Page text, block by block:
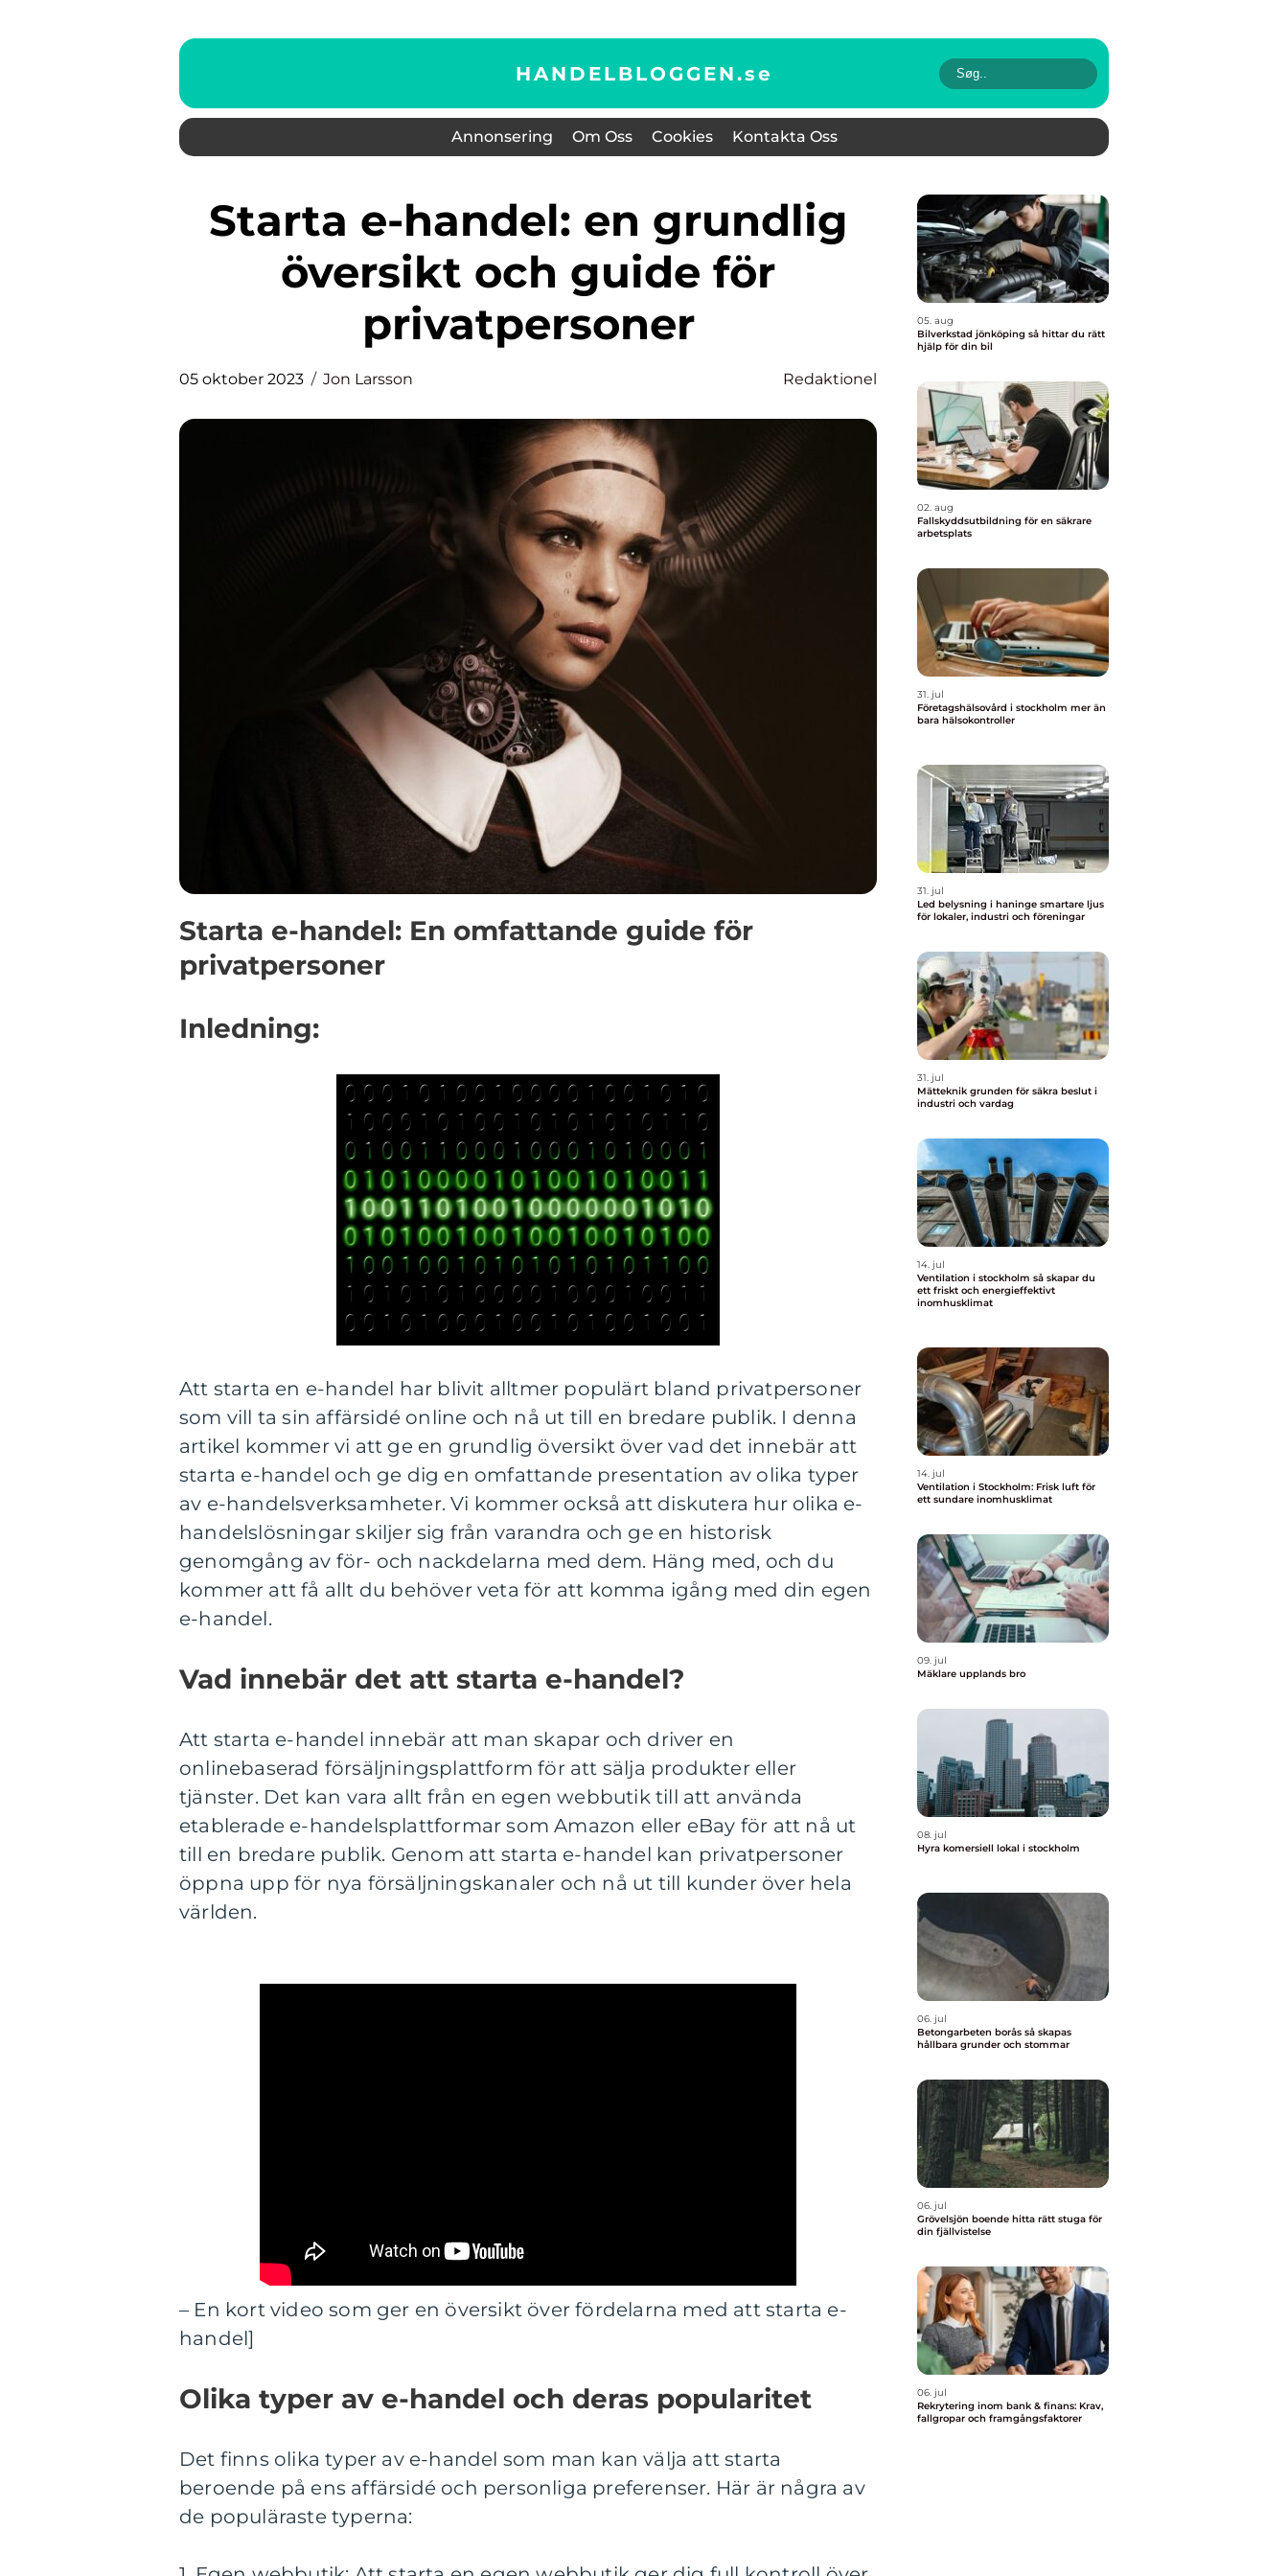
HANDELBLOGGEN.se
Annonsering Om Oss Cookies Kontakta Oss
Starta e-handel: en grundlig
översikt och guide för
privatpersoner
05 oktober 2023 Jon Larsson Redaktionel
Starta e-handel: En omfattande guide för
privatpersoner
Inledning:
Att starta en e-handel har blivit alltmer populärt bland privatpersoner
som vill ta sin affärsidé online och nå ut till en bredare publik. I denna
artikel kommer vi att ge en grundlig översikt över vad det innebär att
starta e-handel och ge dig en omfattande presentation av olika typer
av e-handelsverksamheter. Vi kommer också att diskutera hur olika e-
handelslösningar skiljer sig från varandra och ge en historisk
genomgång av för- och nackdelarna med dem. Häng med, och du
kommer att få allt du behöver veta för att komma igång med din egen
e-handel.
Vad innebär det att starta e-handel?
Att starta e-handel innebär att man skapar och driver en
onlinebaserad försäljningsplattform för att sälja produkter eller
tjänster. Det kan vara allt från en egen webbutik till att använda
etablerade e-handelsplattformar som Amazon eller eBay för att nå ut
till en bredare publik. Genom att starta e-handel kan privatpersoner
öppna upp för nya försäljningskanaler och nå ut till kunder över hela
världen.
– En kort video som ger en översikt över fördelarna med att starta e-
handel]
Olika typer av e-handel och deras popularitet
Det finns olika typer av e-handel som man kan välja att starta
beroende på ens affärsidé och personliga preferenser. Här är några av
de populäraste typerna:
05. aug
Bilverkstad jönköping så hittar du rätt
hjälp för din bil
02. aug
Fallskyddsutbildning för en säkrare
arbetsplats
31. jul
Företagshälsovård i stockholm mer än
bara hälsokontroller
31. jul
Led belysning i haninge smartare ljus
för lokaler, industri och föreningar
31. jul
Mätteknik grunden för säkra beslut i
industri och vardag
14. jul
Ventilation i stockholm så skapar du
ett friskt och energieffektivt
inomhusklimat
14. jul
Ventilation i Stockholm: Frisk luft för
ett sundare inomhusklimat
09. jul
Mäklare upplands bro
08. jul
Hyra komersiell lokal i stockholm
06. jul
Betongarbeten borås så skapas
hållbara grunder och stommar
06. jul
Grövelsjön boende hitta rätt stuga för
din fjällvistelse
06. jul
Rekrytering inom bank & finans: Krav,
fallgropar och framgångsfaktorer